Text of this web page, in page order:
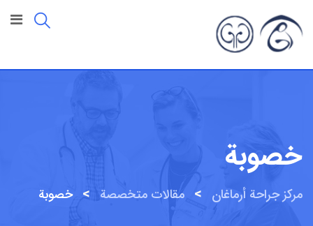
الى
المحتوى
خصوبة
مركز جراحة أرماغان > مقالات متخصصة > خصوبة